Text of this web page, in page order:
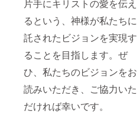
片手にキリストの愛を伝え
るという、神様が私たちに
託されたビジョンを実現す
ることを目指します。ぜ
ひ、私たちのビジョンをお
読みいただき、ご協力いた
だければ幸いです。